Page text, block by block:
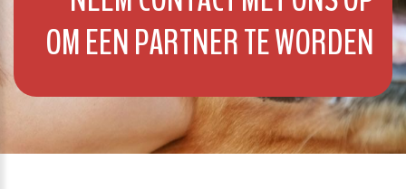
OM EEN PARTNER TE WORDEN